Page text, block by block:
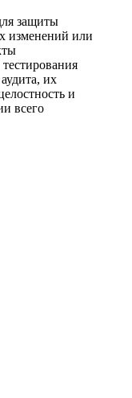
защиты
изменений или
их
и
всего